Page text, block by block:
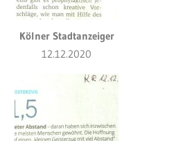
Kölner Stadtanzeiger
12.12.2020